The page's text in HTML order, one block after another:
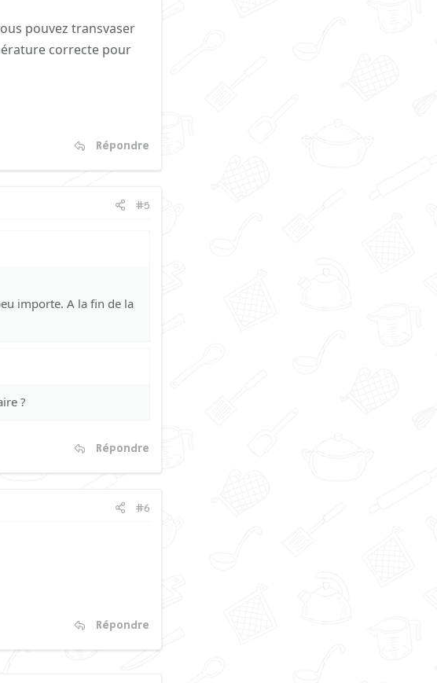
pouvez transvaser
correcte pour
Répondre
#5
importe. A la fin de la
?
Répondre
#6
Répondre